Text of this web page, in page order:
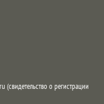
о регистрации